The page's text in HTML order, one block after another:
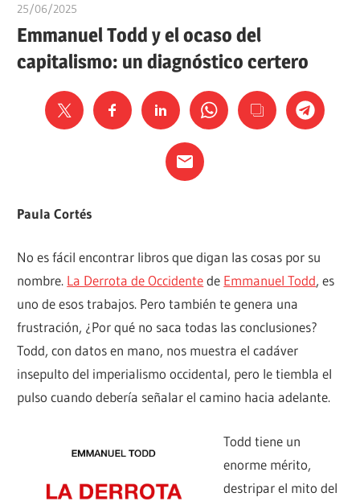
25/06/2025
Emmanuel Todd y el ocaso del
capitalismo: un diagnóstico certero
Paula Cortés
No es fácil encontrar libros que digan las cosas por su
nombre. La Derrota de Occidentede Emmanuel Todd, es
uno de esos trabajos. Pero también te genera una
frustración, ¿Por qué no saca todas las conclusiones?
Todd, con datos en mano, nos muestra el cadáver
insepulto del imperialismo occidental, pero le tiembla el
pulso cuando debería señalar el camino hacia adelante.
Todd tiene un
enorme mérito,
destripar el mito del